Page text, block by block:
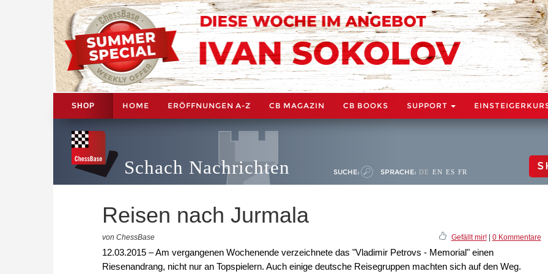
SHOP HOME ERÖFFNUNGEN A-Z CB MAGAZIN CB BOOKS SUPPORT
Schach Nachrichten SUCHE: SPRACHE: DE EN ES FR
Reisen nach Jurmala
von ChessBase Gefällt mir!| 0 Kommentare
12.03.2015 – Am vergangenen Wochenende verzeichnete das "Vladimir Petrovs - Memorial" einen
Riesenandrang, nicht nur an Topspielern. Auch einige deutsche Reisegruppen machten sich auf den Weg.